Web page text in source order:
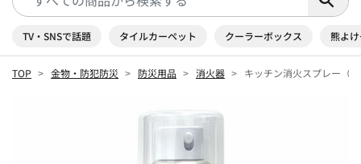
TV・SNSで話題 タイルカーペット クーラーボックス 熊よ
TOP 金物・防犯防災 防災用品 消火器 キッチン消火スプレー（